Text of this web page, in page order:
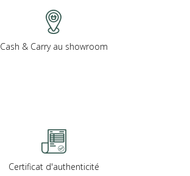
Cash & Carry au showroom
Certificat d'authenticité